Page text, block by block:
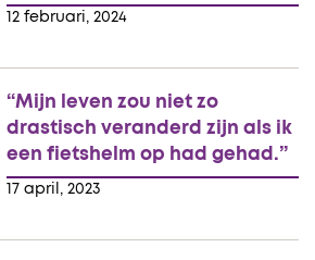
12 februari, 2024
17 april, 2023
“Mijn leven zou niet zo
drastisch veranderd zijn als ik
een fietshelm op had gehad.”